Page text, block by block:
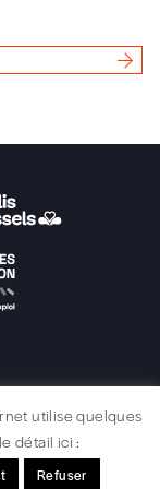
sur le
après
utilise quelques
détail ici :
Refuser